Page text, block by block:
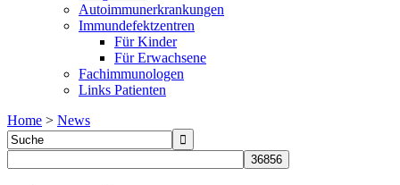
Autoimmunerkrankungen
Immundefektzentren
Für Kinder
Für Erwachsene
Fachimmunologen
Links Patienten
Home > News